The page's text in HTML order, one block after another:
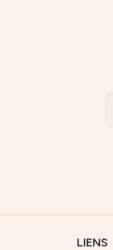
LIENS